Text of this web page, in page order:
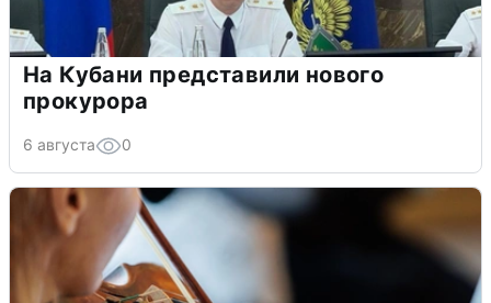
На Кубани представили нового
прокурора
6 августа 0